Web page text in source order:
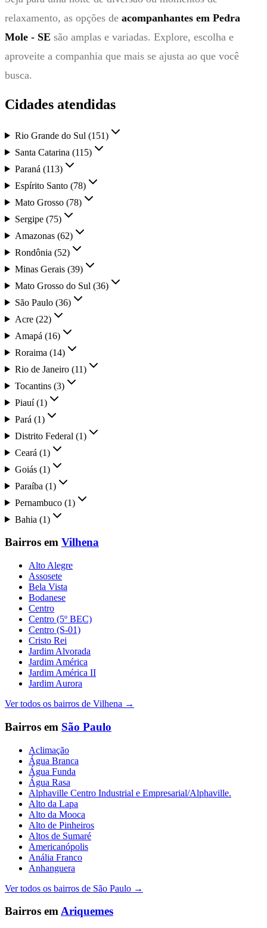
relaxamento, as opções de acompanhantes em Pedra
Mole - SE são amplas e variadas. Explore, escolha e
aproveite a companhia que mais se ajusta ao que você
busca.
Cidades atendidas
Rio Grande do Sul (151)
Santa Catarina (115)
Paraná (113)
Espírito Santo (78)
Mato Grosso (78)
Sergipe (75)
Amazonas (62)
Rondônia (52)
Minas Gerais (39)
Mato Grosso do Sul (36)
São Paulo (36)
Acre (22)
Amapá (16)
Roraima (14)
Rio de Janeiro (11)
Tocantins (3)
Piauí (1)
Pará (1)
Distrito Federal (1)
Ceará (1)
Goiás (1)
Paraíba (1)
Pernambuco (1)
Bahia (1)
Bairros em Vilhena
Alto Alegre
Assosete
Bela Vista
Bodanese
Centro
Centro (5º BEC)
Centro (S-01)
Cristo Rei
Jardim Alvorada
Jardim América
Jardim América II
Jardim Aurora
Ver todos os bairros de Vilhena →
Bairros em São Paulo
Aclimação
Água Branca
Água Funda
Água Rasa
Alphaville Centro Industrial e Empresarial/Alphaville.
Alto da Lapa
Alto da Mooca
Alto de Pinheiros
Altos de Sumaré
Americanópolis
Anália Franco
Anhanguera
Ver todos os bairros de São Paulo →
Bairros emAriquemes